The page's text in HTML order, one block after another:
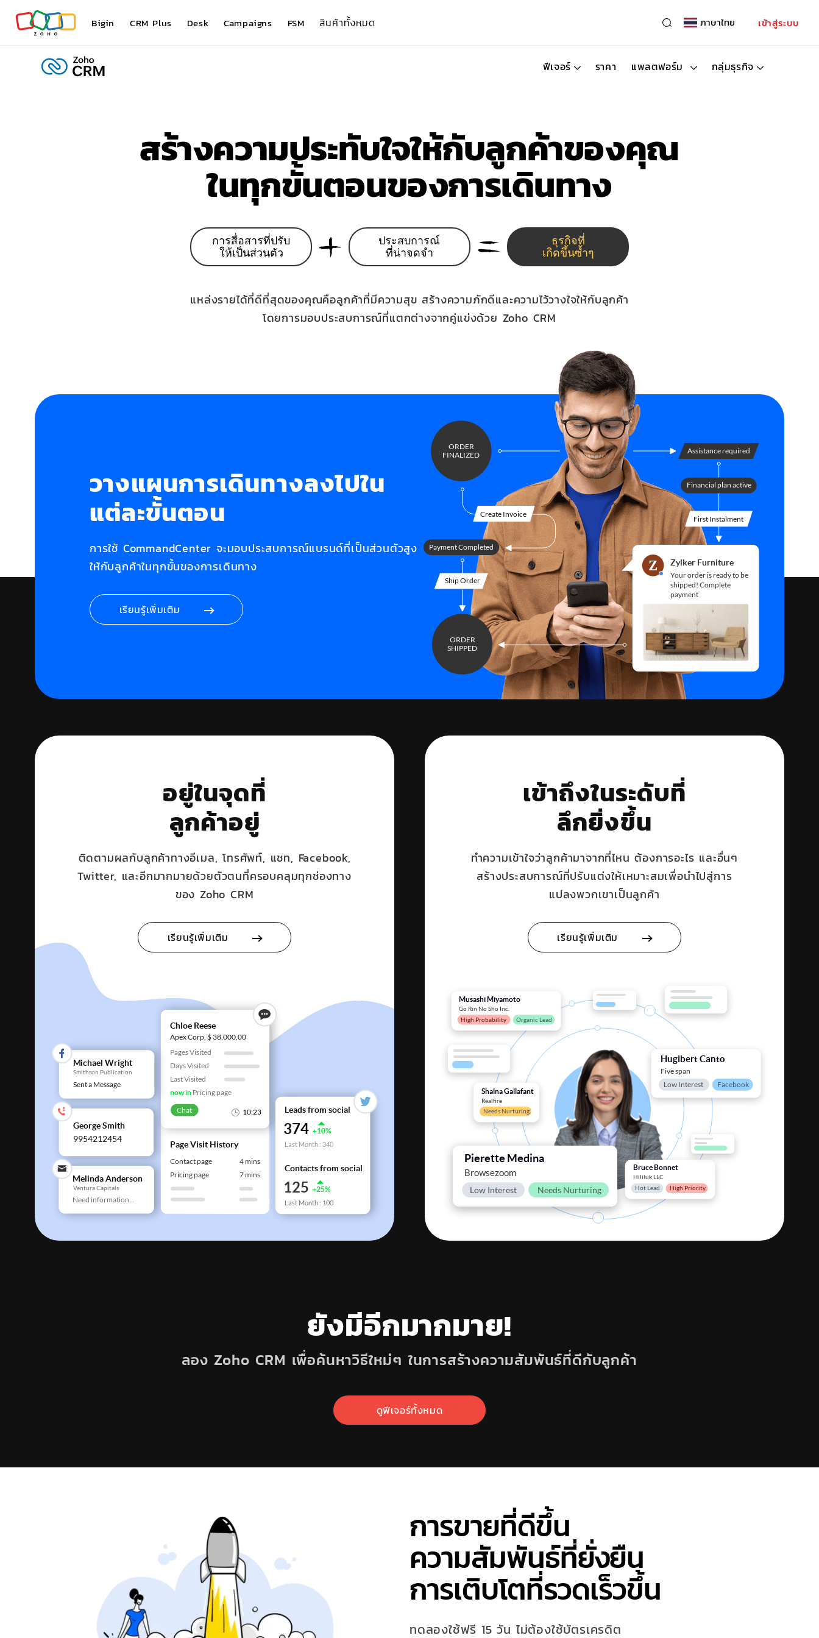
Bigin CRM Plus Desk Campaigns FSM สินค้าทั้งหมด ภาษาไทย เข้าสู่ระบบ
ฟีเจอร์ ราคา แพลตฟอร์ม กลุ่มธุรกิจ
สร้างความประทับใจให้กับลูกค้าของคุณ
ในทุกขั้นตอนของการเดินทาง
การสื่อสารที่ปรับ
ให้เป็นส่วนตัว
ประสบการณ์
ที่น่าจดจำ
ธุรกิจที่
เกิดขึ้นซ้ำๆ
แหล่งรายได้ที่ดีที่สุดของคุณคือลูกค้าที่มีความสุข สร้างความภักดีและความไว้วางใจให้กับลูกค้า
โดยการมอบประสบการณ์ที่แตกต่างจากคู่แข่งด้วย Zoho CRM
วางแผนการเดินทางลงไปใน
แต่ละขั้นตอน
การใช้ CommandCenter จะมอบประสบการณ์แบรนด์ที่เป็นส่วนตัวสูง
ให้กับลูกค้าในทุกขั้นของการเดินทาง
เรียนรู้เพิ่มเติม
อยู่ในจุดที่
ลูกค้าอยู่
ติดตามผลกับลูกค้าทางอีเมล, โทรศัพท์, แชท, Facebook,
Twitter, และอีกมากมายด้วยตัวตนที่ครอบคลุมทุกช่องทาง
ของ Zoho CRM
เรียนรู้เพิ่มเติม
เข้าถึงในระดับที่
ลึกยิ่งขึ้น
ทำความเข้าใจว่าลูกค้ามาจากที่ไหน ต้องการอะไร และอื่นๆ
สร้างประสบการณ์ที่ปรับแต่งให้เหมาะสมเพื่อนำไปสู่การ
แปลงพวกเขาเป็นลูกค้า
เรียนรู้เพิ่มเติม
ยังมีอีกมากมาย!
ลอง Zoho CRM เพื่อค้นหาวิธีใหม่ๆ ในการสร้างความสัมพันธ์ที่ดีกับลูกค้า
ดูฟีเจอร์ทั้งหมด
การขายที่ดีขึ้น
ความสัมพันธ์ที่ยั่งยืน
การเติบโตที่รวดเร็วขึ้น
ทดลองใช้ฟรี 15 วัน ไม่ต้องใช้บัตรเครดิต